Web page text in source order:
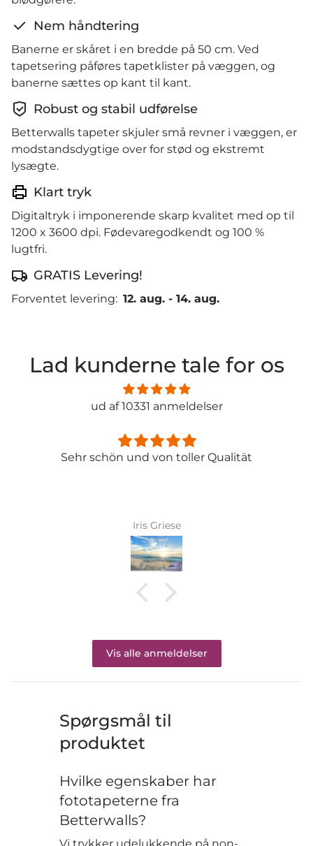
Nem håndtering
Banerne er skåret i en bredde på 50 cm. Ved
tapetsering påføres tapetklister på væggen, og
banerne sættes op kant til kant.
Robust og stabil udførelse
Betterwalls tapeter skjuler små revner i væggen, er
modstandsdygtige over for stød og ekstremt
lysægte.
Klart tryk
Digitaltryk i imponerende skarp kvalitet med op til
1200 x 3600 dpi. Fødevaregodkendt og 100 %
lugtfri.
GRATIS Levering!
Forventet levering: 12. aug. - 14. aug.
Lad kunderne tale for os
ud af 10331 anmeldelser
Sehr schön und von toller Qualität
Iris Griese
Vis alle anmeldelser
Spørgsmål til
produktet
Hvilke egenskaber har
fototapeterne fra
Betterwalls?